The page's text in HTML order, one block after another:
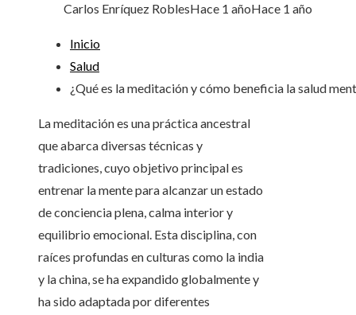
Carlos Enríquez RoblesHace 1 añoHace 1 año
Inicio
Salud
¿Qué es la meditación y cómo beneficia la salud
La meditación es una práctica ancestral
que abarca diversas técnicas y
tradiciones, cuyo objetivo principal es
entrenar la mente para alcanzar un estado
de conciencia plena, calma interior y
equilibrio emocional. Esta disciplina, con
raíces profundas en culturas como la india
y la china, se ha expandido globalmente y
ha sido adaptada por diferentes